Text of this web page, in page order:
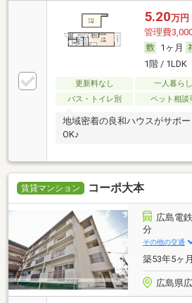
5.20万円
管理費
1ヶ月
1階 / 1LDK
更新料なし 一人暮らし
バス・トイレ別
ペット相談
地域密着の良和ハウスがサポ
OK♪
賃貸マンション コーポ大本
広島電
分
その他の交通
築53年5ヶ
広島県